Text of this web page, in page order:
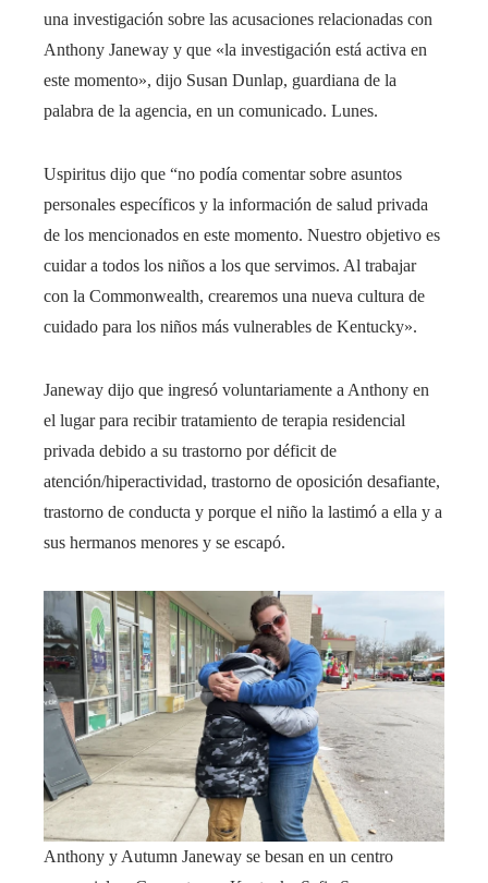
una investigación sobre las acusaciones relacionadas con
Anthony Janeway y que «la investigación está activa en
este momento», dijo Susan Dunlap, guardiana de la
palabra de la agencia, en un comunicado. Lunes.
Uspiritus dijo que “no podía comentar sobre asuntos
personales específicos y la información de salud privada
de los mencionados en este momento. Nuestro objetivo es
cuidar a todos los niños a los que servimos. Al trabajar
con la Commonwealth, crearemos una nueva cultura de
cuidado para los niños más vulnerables de Kentucky».
Janeway dijo que ingresó voluntariamente a Anthony en
el lugar para recibir tratamiento de terapia residencial
privada debido a su trastorno por déficit de
atención/hiperactividad, trastorno de oposición desafiante,
trastorno de conducta y porque el niño la lastimó a ella y a
sus hermanos menores y se escapó.
Anthony y Autumn Janeway se besan en un centro